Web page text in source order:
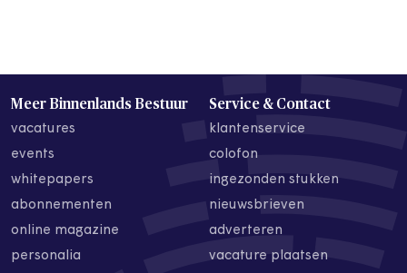
Meer Binnenlands Bestuur
vacatures
events
whitepapers
abonnementen
online magazine
personalia
Service & Contact
klantenservice
colofon
ingezonden stukken
nieuwsbrieven
adverteren
vacature plaatsen